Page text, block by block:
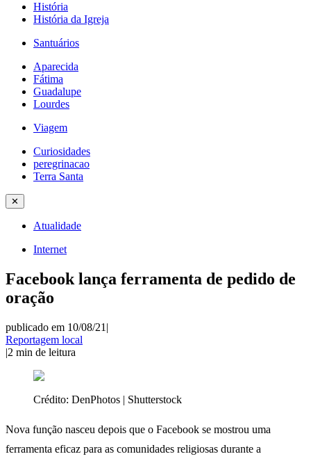
História
História da Igreja
Santuários
Aparecida
Fátima
Guadalupe
Lourdes
Viagem
Curiosidades
peregrinacao
Terra Santa
✕
Atualidade
Internet
Facebook lança ferramenta de pedido de
oração
publicado em 10/08/21 |
Reportagem local
|2 min de leitura
Crédito: DenPhotos | Shutterstock
Nova função nasceu depois que o Facebook se mostrou uma
ferramenta eficaz para as comunidades religiosas durante a